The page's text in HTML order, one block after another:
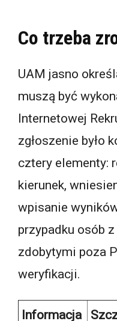
Co trzeba
UAM jasno
muszą być
Internetowej
zgłoszenie było
cztery elementy:
kierunek,
wpisanie
przypadku osób
zdobytymi poza
weryfikacji.
Informacja